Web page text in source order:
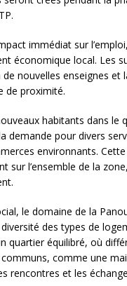
immédiat sur
économique local. Les
de nouvelles enseignes
de proximité.
habitants dans
demande pour divers
environnants.
sur l’ensemble de la
le domaine de la
des types de
quartier équilibré, où
comme une
rencontres et les